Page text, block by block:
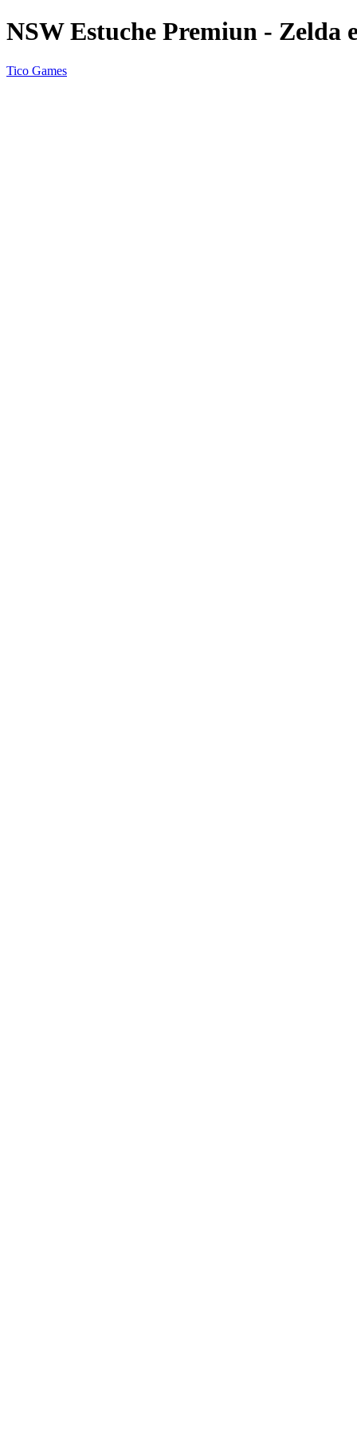
NSW Estuche Premiun - Zelda
Tico Games